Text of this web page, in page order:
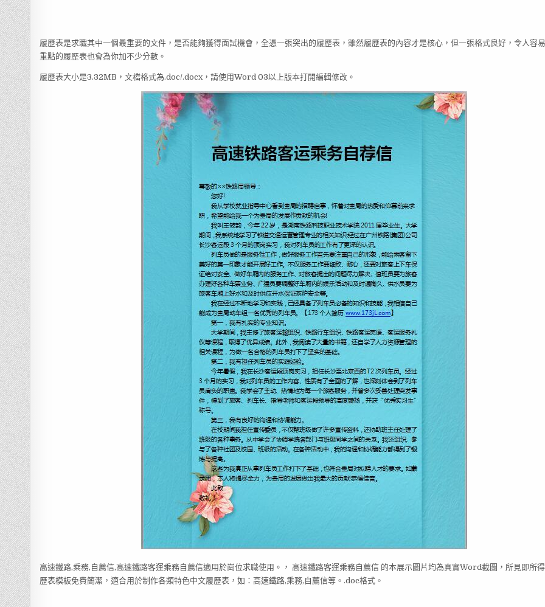
履歷表是求職其中一個最重要的文件，是否能夠獲得面試機會，全憑一張突出的履歷表，雖然履歷表的內容才是核心，但一張格式良好，令人容
重點的履歷表也會為你加不少分數。
履歷表大小是3.32MB，文檔格式為.doc/.docx，請使用Word 03以上版本打開編輯修改。
高速鐵路,乘務,自薦信,高速鐵路客運乘務自薦信適用於崗位求職使用。， 高速鐵路客運乘務自薦信 的本展示圖片均為真實Word截圖，所見即所
歷表模板免費簡潔，適合用於制作各類特色中文履歷表，如：高速鐵路,乘務,自薦信等。.doc格式。